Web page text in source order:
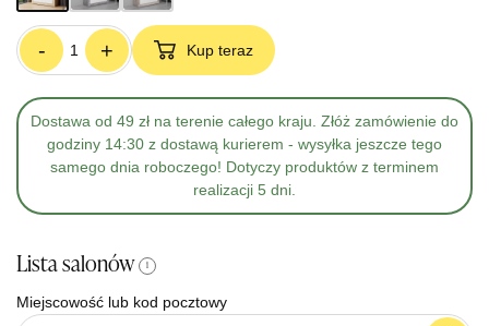
- + Kup teraz
Dostawa od 49 zł na terenie całego kraju. Złóż zamówienie do
godziny 14:30 z dostawą kurierem - wysyłka jeszcze tego
samego dnia roboczego! Dotyczy produktów z terminem
realizacji 5 dni.
Lista salonów i
Miejscowość lub kod pocztowy